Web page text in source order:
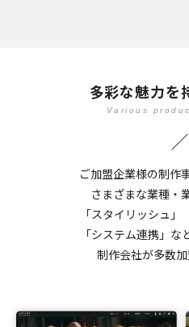
多彩な魅力を
Various
ご加盟企業様の制作
さまざまな業種・
「スタイリッシュ」
「システム連携」な
制作会社が多数加